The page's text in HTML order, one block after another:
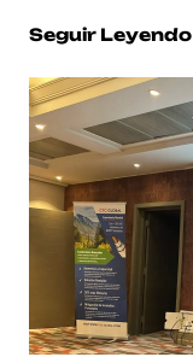
Seguir Leyendo